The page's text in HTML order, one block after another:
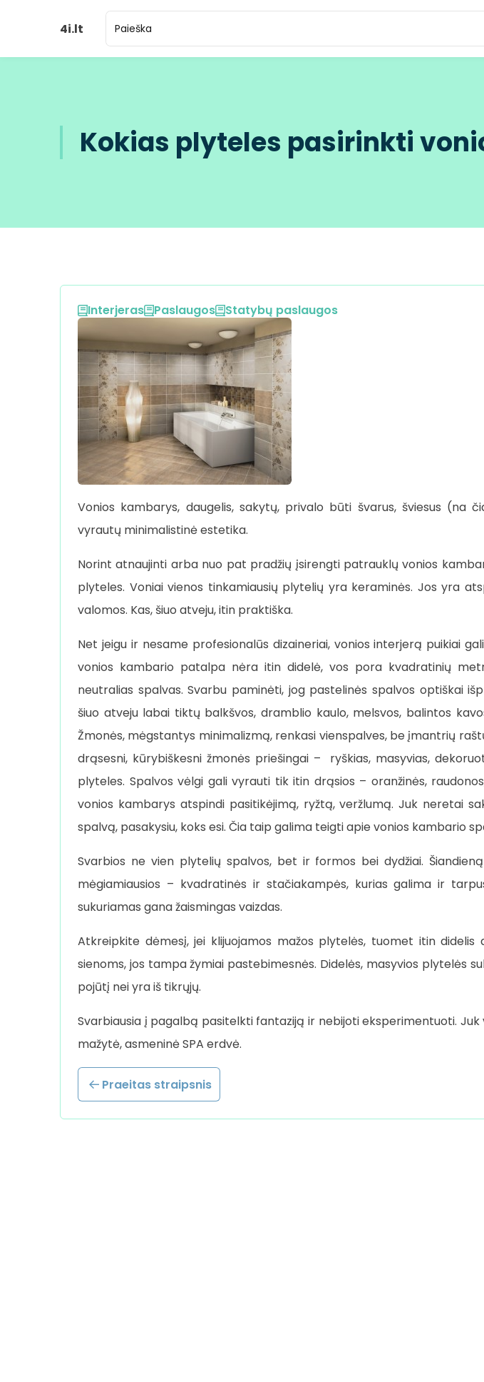
4i.lt
Kokias plyteles pasirinkti
Interjeras Paslaugos Statybų paslaugos
Vonios kambarys, daugelis, sakytų, privalo būti švarus, šviesus (na
vyrautų minimalistinė estetika.
Norint atnaujinti arba nuo pat pradžių įsirengti patrauklų vonios
plyteles. Voniai vienos tinkamiausių plytelių yra keraminės. Jos yra
valomos. Kas, šiuo atveju, itin praktiška.
Net jeigu ir nesame profesionalūs dizaineriai, vonios interjerą puikiai
vonios kambario patalpa nėra itin didelė, vos pora kvadratinių
neutralias spalvas. Svarbu paminėti, jog pastelinės spalvos optiškai
šiuo atveju labai tiktų balkšvos, dramblio kaulo, melsvos, balintos
Žmonės, mėgstantys minimalizmą, renkasi vienspalves, be įmantrių
drąsesni, kūrybiškesni žmonės priešingai – ryškias, masyvias,
plyteles. Spalvos vėlgi gali vyrauti tik itin drąsios – oranžinės,
vonios kambarys atspindi pasitikėjimą, ryžtą, veržlumą. Juk neretai
spalvą, pasakysiu, koks esi. Čia taip galima teigti apie vonios kambario
Svarbios ne vien plytelių spalvos, bet ir formos bei dydžiai.
mėgiamiausios – kvadratinės ir stačiakampės, kurias galima ir
sukuriamas gana žaismingas vaizdas.
Atkreipkite dėmesį, jei klijuojamos mažos plytelės, tuomet itin didelis
sienoms, jos tampa žymiai pastebimesnės. Didelės, masyvios plytelės
pojūtį nei yra iš tikrųjų.
Svarbiausia į pagalbą pasitelkti fantaziją ir nebijoti eksperimentuoti.
mažytė, asmeninė SPA erdvė.
Praeitas straipsnis